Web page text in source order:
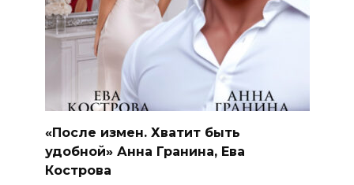
«После измен. Хватит быть
удобной» Анна Гранина, Ева
Кострова